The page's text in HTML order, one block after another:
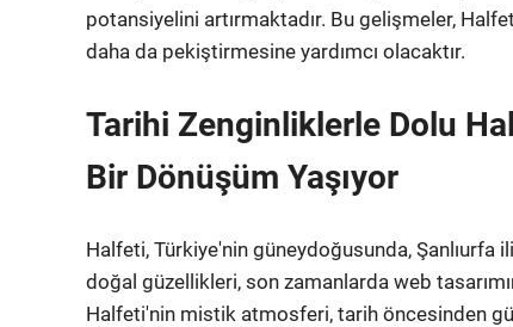
potansiyelini artırmaktadır. Bu gelişmeler,
daha da pekiştirmesine yardımcı olacaktır.
Tarihi Zenginliklerle Dolu
Bir Dönüşüm Yaşıyor
Halfeti, Türkiye'nin güneydoğusunda, Şanlıurfa
doğal güzellikleri, son zamanlarda web
Halfeti'nin mistik atmosferi, tarih öncesinden